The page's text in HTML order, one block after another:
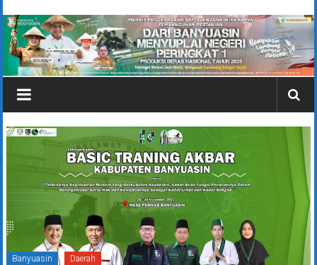
rjonlinenews.com
Faktual
Berimbang
dan
Terpercaya
Banyuasin Daerah